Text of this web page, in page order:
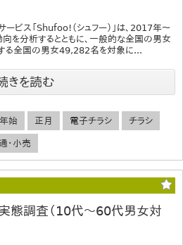
ビス「Shufoo!（シュフー）」は、2017年～
を分析するとともに、一般的な全国の男女
る全国の男女49,282名を対象に...
きを読む
始 正月 電子チラシ チラシ
・小売
態調査（10代～60代男女対